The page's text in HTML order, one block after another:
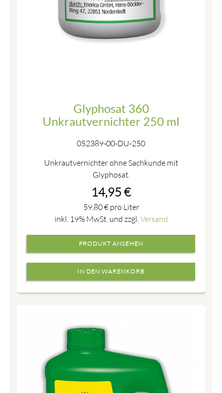
Glyphosat 360
Unkrautvernichter 250 ml
052389-00-DU-250
Unkrautvernichter ohne Sachkunde mit
Glyphosat.
14,95 €
59,80€pro Liter
inkl. 19% MwSt. und zzgl. Versand
PRODUKT ANSEHEN